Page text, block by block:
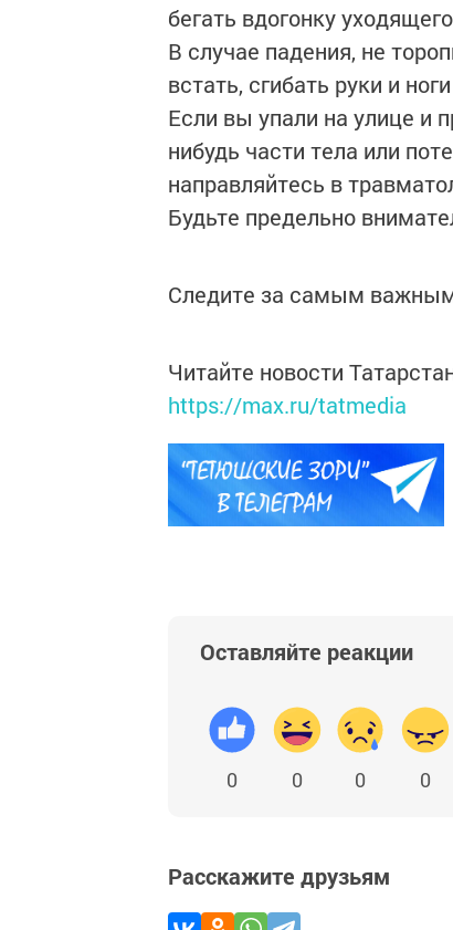
бегать вдогонку
В случае падения, не
встать, сгибать руки и
Если вы упали на улице и
нибудь части тела или
направляйтесь в
Будьте предельно
Следите за самым
Читайте новости
https://max.ru/tatmedia
Оставляйте реакции
0 0 0 0
Расскажите друзьям